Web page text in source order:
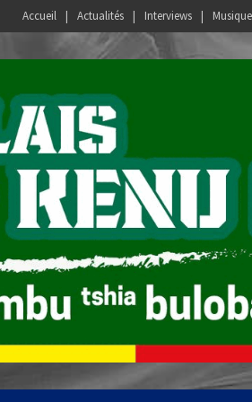
Accueil Actualités Interviews Musique